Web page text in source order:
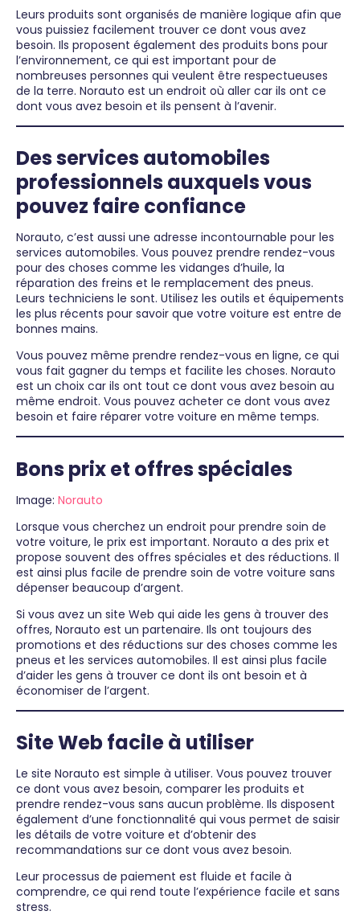
Leurs produits sont organisés de manière logique afin que
vous puissiez facilement trouver ce dont vous avez
besoin. Ils proposent également des produits bons pour
l’environnement, ce qui est important pour de
nombreuses personnes qui veulent être respectueuses
de la terre. Norauto est un endroit où aller car ils ont ce
dont vous avez besoin et ils pensent à l’avenir.
Des services automobiles
professionnels auxquels vous
pouvez faire confiance
Norauto, c’est aussi une adresse incontournable pour les
services automobiles. Vous pouvez prendre rendez-vous
pour des choses comme les vidanges d’huile, la
réparation des freins et le remplacement des pneus.
Leurs techniciens le sont. Utilisez les outils et équipements
les plus récents pour savoir que votre voiture est entre de
bonnes mains.
Vous pouvez même prendre rendez-vous en ligne, ce qui
vous fait gagner du temps et facilite les choses. Norauto
est un choix car ils ont tout ce dont vous avez besoin au
même endroit. Vous pouvez acheter ce dont vous avez
besoin et faire réparer votre voiture en même temps.
Bons prix et offres spéciales
Image: Norauto
Lorsque vous cherchez un endroit pour prendre soin de
votre voiture, le prix est important. Norauto a des prix et
propose souvent des offres spéciales et des réductions. Il
est ainsi plus facile de prendre soin de votre voiture sans
dépenser beaucoup d’argent.
Si vous avez un site Web qui aide les gens à trouver des
offres, Norauto est un partenaire. Ils ont toujours des
promotions et des réductions sur des choses comme les
pneus et les services automobiles. Il est ainsi plus facile
d’aider les gens à trouver ce dont ils ont besoin et à
économiser de l’argent.
Site Web facile à utiliser
Le site Norauto est simple à utiliser. Vous pouvez trouver
ce dont vous avez besoin, comparer les produits et
prendre rendez-vous sans aucun problème. Ils disposent
également d’une fonctionnalité qui vous permet de saisir
les détails de votre voiture et d’obtenir des
recommandations sur ce dont vous avez besoin.
Leur processus de paiement est fluide et facile à
comprendre, ce qui rend toute l’expérience facile et sans
stress.